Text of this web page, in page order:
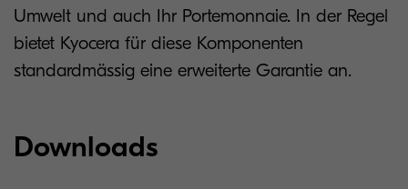
Umwelt und auch Ihr Portemonnaie. In der Regel
bietet Kyocera für diese Komponenten
standardmässig eine erweiterte Garantie an.
Downloads